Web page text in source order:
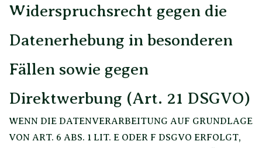
Widerspruchsrecht gegen die
Datenerhebung in besonderen
Fällen sowie gegen
Direktwerbung (Art. 21 DSGVO)
WENN DIE DATENVERARBEITUNG AUF GRUNDLAGE
VON ART. 6 ABS. 1 LIT. E ODER F DSGVO ERFOLGT,